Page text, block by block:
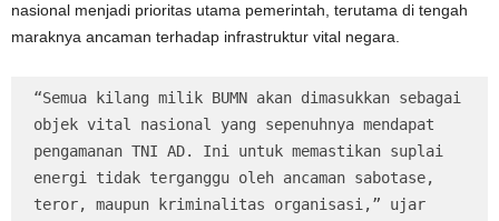
nasional menjadi prioritas utama pemerintah, terutama di tengah
maraknya ancaman terhadap infrastruktur vital negara.
“Semua kilang milik BUMN akan dimasukkan sebagai
objek vital nasional yang sepenuhnya mendapat
pengamanan TNI AD. Ini untuk memastikan suplai
energi tidak terganggu oleh ancaman sabotase,
teror, maupun kriminalitas organisasi,” ujar